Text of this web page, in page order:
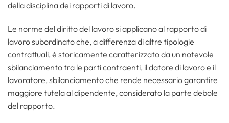
della disciplina dei rapporti di lavoro.
Le norme del diritto del lavoro si applicano al rapporto di
lavoro subordinato che, a differenza di altre tipologie
contrattuali, è storicamente caratterizzato da un notevole
sbilanciamento tra le parti contraenti, il datore di lavoro e il
lavoratore, sbilanciamento che rende necessario garantire
maggiore tutela al dipendente, considerato la parte debole
del rapporto.